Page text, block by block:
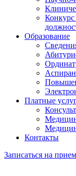
Образование
Платные
Контакты
Записаться на прием